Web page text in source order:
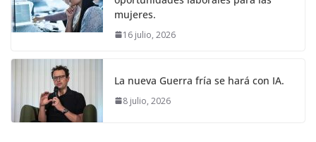
mujeres.
16 julio, 2026
La nueva Guerra fría se hará con IA.
8 julio, 2026